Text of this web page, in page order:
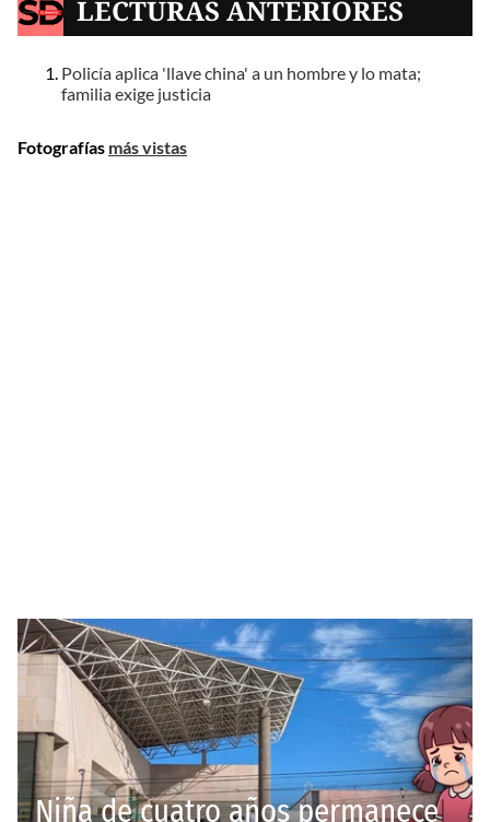
LECTURAS ANTERIORES
Policía aplica 'llave china' a un hombre y lo mata;
familia exige justicia
Fotografías más vistas